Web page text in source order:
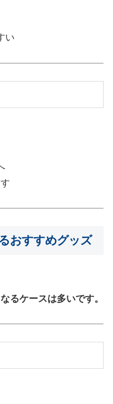
い
おすすめグッズ
るケースは多いです。